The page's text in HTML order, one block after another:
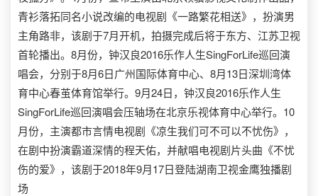
青衫落拓同名小说改编的电视剧《一路繁花相送》，扮演男
主角路非，该剧于7月开机，拍摄完成后将于东方、江苏卫视
首轮播出。8月份，钟汉良2016乐作人生SingForLife巡回演
唱会，分别于8月6日广州国际体育中心、8月13日深圳湾体
育中心春茧体育馆举行。9月24日，钟汉良2016乐作人生
SingForLife巡回演唱会压轴场在北京乐视体育中心举行。10
月份，主演都市言情电视剧《凉生我们可不可以不忧伤》，
在剧中扮演霸道深情的程天佑，并献唱电视剧片头曲《不忧
伤的爱》，该剧于2018年9月17日登陆湖南卫视金鹰独播剧
场